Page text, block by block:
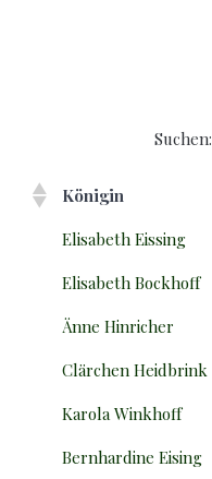
Suchen:
Königin
Elisabeth Eissing
Elisabeth Bockhoff
Änne Hinricher
Clärchen Heidbrink
Karola Winkhoff
Bernhardine Eising